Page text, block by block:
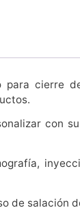
para cierre
con
de salación